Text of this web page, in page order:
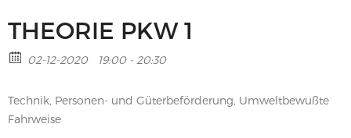
THEORIE PKW 1
02-12-2020 19:00 - 20:30
Technik, Personen- und Güterbeförderung, Umweltbewußte
Fahrweise